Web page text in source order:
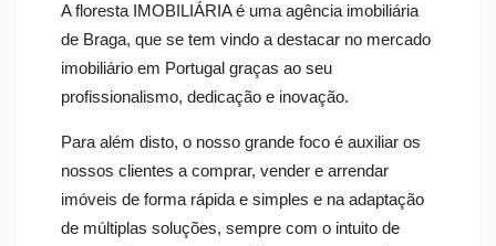
A floresta IMOBILIÁRIA é uma agência imobiliária
de Braga, que se tem vindo a destacar no mercado
imobiliário em Portugal graças ao seu
profissionalismo, dedicação e inovação.
Para além disto, o nosso grande foco é auxiliar os
nossos clientes a comprar, vender e arrendar
imóveis de forma rápida e simples e na adaptação
de múltiplas soluções, sempre com o intuito de